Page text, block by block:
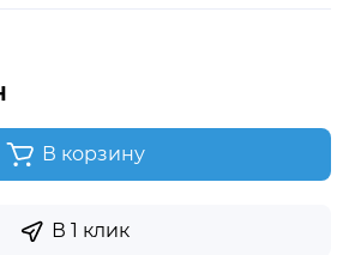
В корзину
В 1 клик